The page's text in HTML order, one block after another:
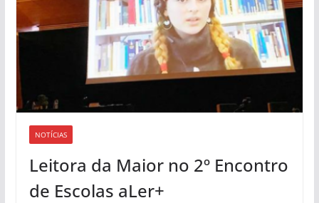
NOTÍCIAS
Leitora da Maior no 2º Encontro
de Escolas aLer+